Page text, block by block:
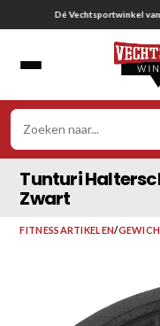
naar
Tunturi
Zwart
FITNESSARTIKELEN/